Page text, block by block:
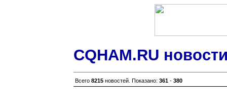
CQHAM.RU
Всего 8215 новостей. Показано: 361 - 380